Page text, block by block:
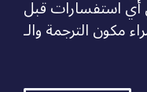
استفسارات قبل